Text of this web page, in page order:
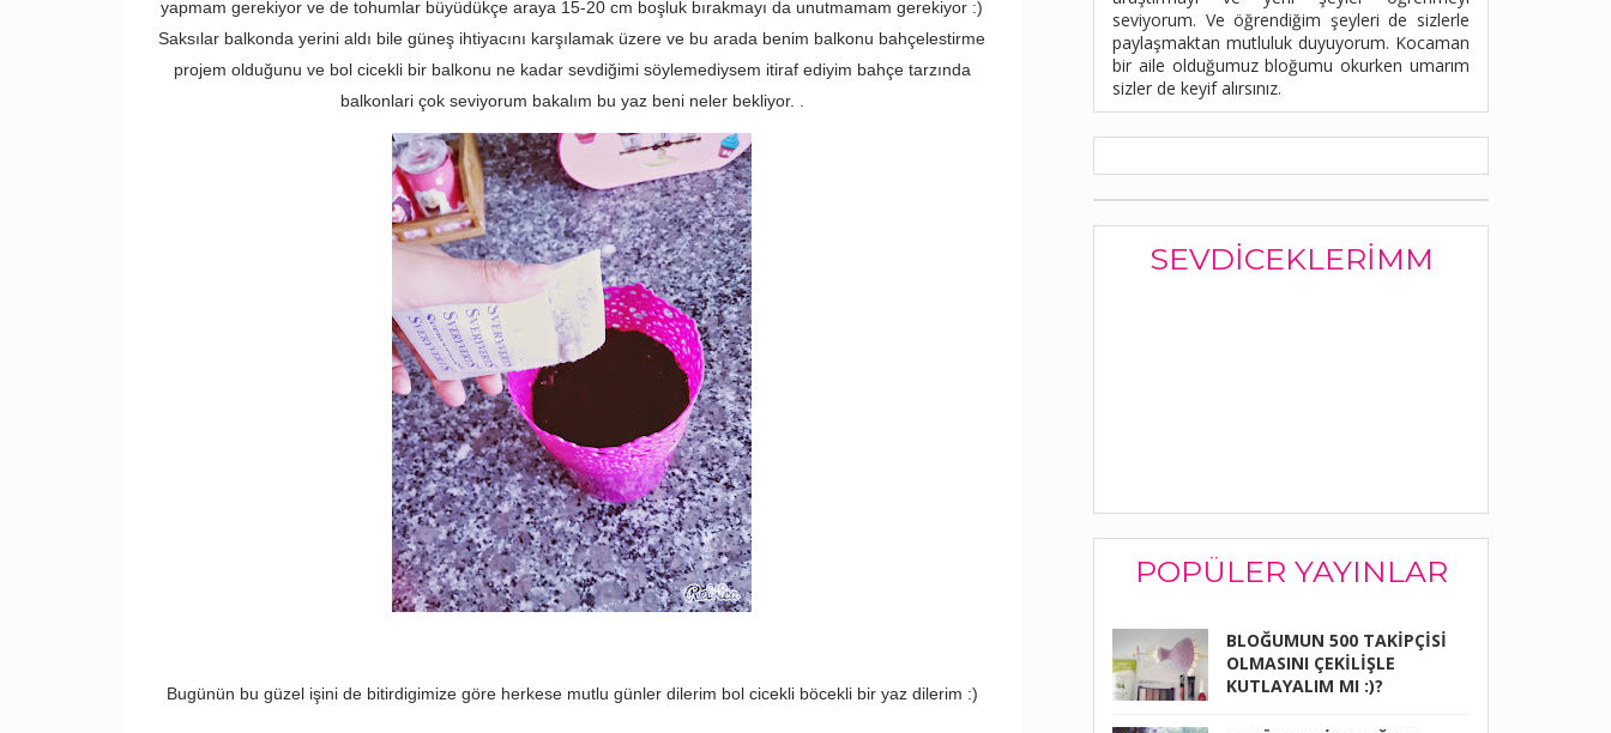
yapmam gerekiyor ve de tohumlar büyüdükçe araya 15-20 cm boşluk bırakmayı da unutmamam gerekiyor :)
Saksılar balkonda yerini aldı bile güneş ihtiyacını karşılamak üzere ve bu arada benim balkonu bahçelestirme
projem olduğunu ve bol cicekli bir balkonu ne kadar sevdiğimi söylemediysem itiraf ediyim bahçe tarzında
balkonlari çok seviyorum bakalım bu yaz beni neler bekliyor. .
Bugünün bu güzel işini de bitirdigimize göre herkese mutlu günler dilerim bol cicekli böcekli bir yaz dilerim :)
seviyorum. Ve öğrendiğim şeyleri de sizlerle
paylaşmaktan mutluluk duyuyorum. Kocaman
bir aile olduğumuz bloğumu okurken umarım
sizler de keyif alırsınız.
SEVDICEKLERIMM
POPÜLER YAYINLAR
BLOĞUMUN 500 TAKİPÇİSİ
OLMASINI ÇEKİLİŞLE
KUTLAYALIM MI :)?